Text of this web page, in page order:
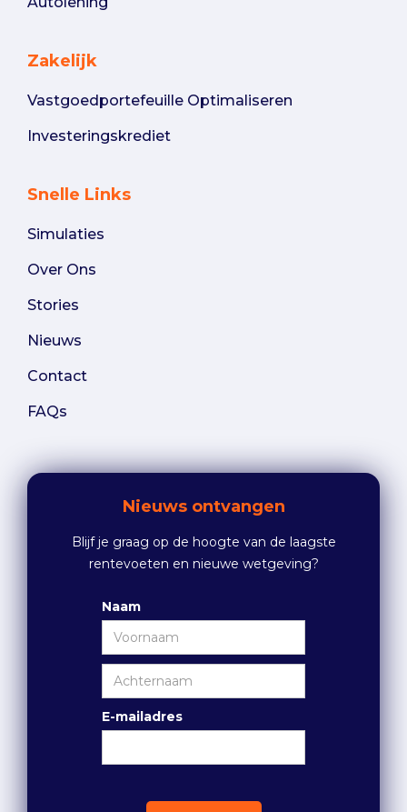
Zakelijk
Vastgoedportefeuille Optimaliseren
Investeringskrediet
Snelle Links
Simulaties
Over Ons
Stories
Nieuws
Contact
FAQs
Nieuws ontvangen
Blijf je graag op de hoogte van de laagste
rentevoeten en nieuwe wetgeving?
Naam
E-mailadres